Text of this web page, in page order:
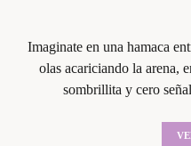
Imaginate en una hamaca
olas acariciando la arena,
sombrillita y cero